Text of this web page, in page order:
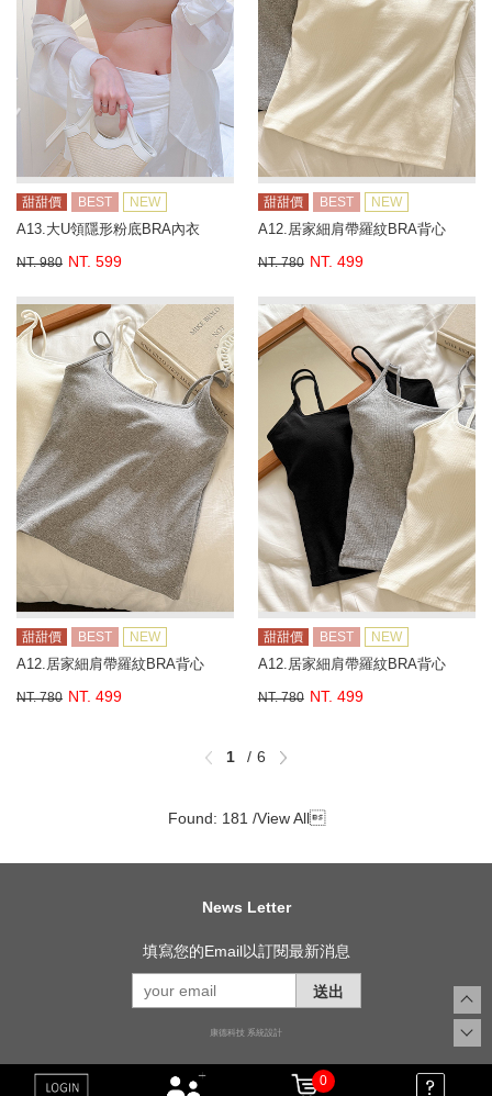
甜甜價 BEST NEW
A13.大U領隱形粉底BRA內衣
NT. 980 NT. 599
甜甜價 BEST NEW
A12.居家細肩帶羅紋BRA背心
NT. 780 NT. 499
甜甜價 BEST NEW
A12.居家細肩帶羅紋BRA背心
NT. 780 NT. 499
甜甜價 BEST NEW
A12.居家細肩帶羅紋BRA背心
NT. 780 NT. 499
1 6
Found: 181 /View All
News Letter
填寫您的Email以訂閱最新消息
送出
康德科技 系統設計
0